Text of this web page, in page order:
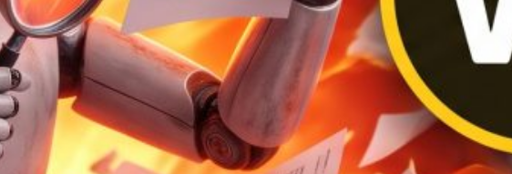
(6)
Magento 2
(7)
Marketing
(1)
Python(14)
Software(33)
Sylius(1)
WordPress(13)